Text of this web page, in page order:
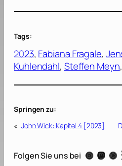
Tags:
2023, Fabiana Fragale,
Kuhlendahl, Steffen Meyn
Springen zu:
« John Wick: Kapitel 4 [2023]
Folgen Sie uns bei Instagram Mastodon Threads